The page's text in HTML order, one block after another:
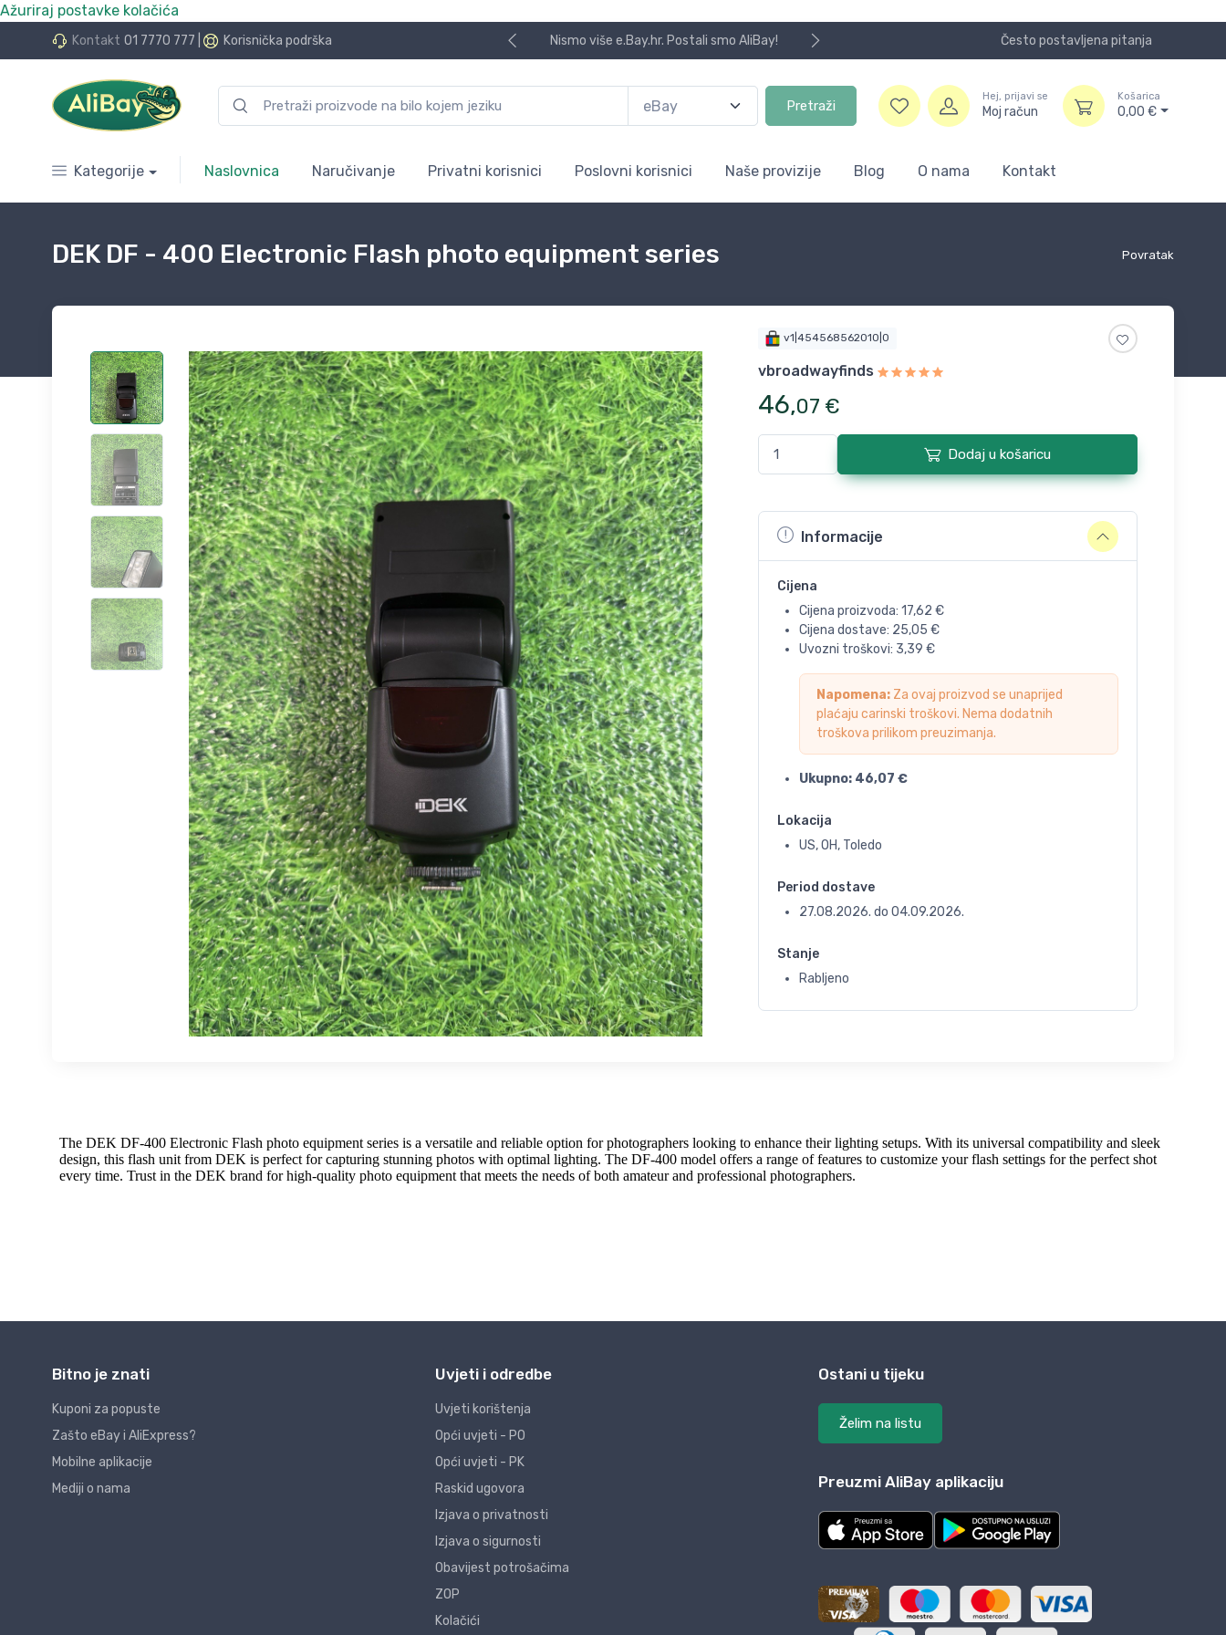
Ažuriraj postavke kolačića
Kontakt 01 7770 777 Korisnička podrška
24 rate bez kamata Nismo više e.Bay.hr. Postali smo AliBay! Često postavljena pitanja
Pretraži
Hej, prijavi se
Moj račun
Košarica
0,00 €
Kategorije Naslovnica Naručivanje Privatni korisnici Poslovni korisnici Naše provizije Blog O nama Kontakt
Povratak
DEK DF - 400 Electronic Flash photo equipment series
v1|454568562010|0
vbroadwayfinds
46,07 €
Dodaj u košaricu
Informacije
Cijena
Cijena proizvoda: 17,62 €
Cijena dostave: 25,05 €
Uvozni troškovi: 3,39 €
Napomena:Za ovaj proizvod se unaprijed
plaćaju carinski troškovi. Nema dodatnih
troškova prilikom preuzimanja.
Ukupno: 46,07 €
Lokacija
US, OH, Toledo
Period dostave
27.08.2026. do 04.09.2026.
Stanje
Rabljeno
Bitno je znati
Kuponi za popuste
Zašto eBay i AliExpress?
Mobilne aplikacije
Mediji o nama
Uvjeti i odredbe
Uvjeti korištenja
Opći uvjeti - PO
Opći uvjeti - PK
Raskid ugovora
Izjava o privatnosti
Izjava o sigurnosti
Obavijest potrošačima
ZOP
Kolačići
Ostani u tijeku
Želim na listu
Preuzmi AliBay aplikaciju